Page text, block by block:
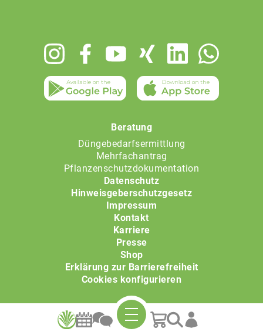
Beratung
Düngebedarfsermittlung
Mehrfachantrag
Pflanzenschutzdokumentation
Datenschutz
Hinweisgeberschutzgesetz
Impressum
Kontakt
Karriere
Presse
Shop
Erklärung zur Barrierefreiheit
Cookies konfigurieren